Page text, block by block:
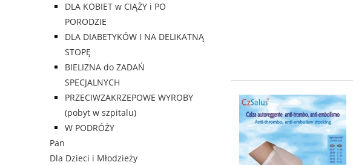
DLA KOBIET w CIĄŻY i PO
PORODZIE
DLA DIABETYKÓW I NA DELIKATNĄ
STOPĘ
BIELIZNA do ZADAŃ
SPECJALNYCH
PRZECIWZAKRZEPOWE WYROBY
(pobyt w szpitalu)
W PODRÓŻY
Pan
Dla Dzieci i Młodzieży